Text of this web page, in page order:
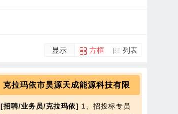
显示 方框 列表
克拉玛依市昊源天成能源科技有限
[招聘/业务员/克拉玛依] 1、招投标专员